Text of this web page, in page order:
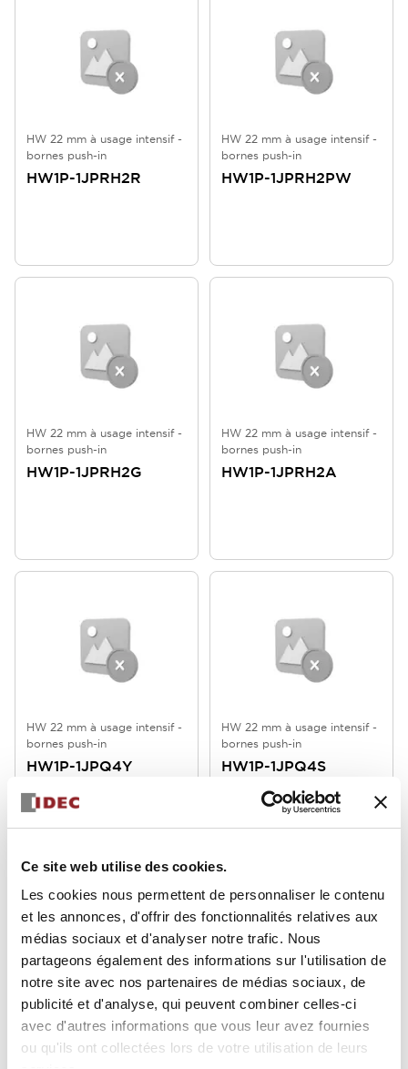
Ce site web utilise des cookies.
Les cookies nous permettent de personnaliser le contenu
et les annonces, d'offrir des fonctionnalités relatives aux
médias sociaux et d'analyser notre trafic. Nous
partageons également des informations sur l'utilisation de
notre site avec nos partenaires de médias sociaux, de
publicité et d'analyse, qui peuvent combiner celles-ci
avec d'autres informations que vous leur avez fournies
ou qu'ils ont collectées lors de votre utilisation de leurs
HW 22 mm à usage intensif -
bornes push-in
HW1P-1JPRH2R
HW 22 mm à usage intensif -
bornes push-in
HW1P-1JPRH2PW
HW 22 mm à usage intensif -
bornes push-in
HW1P-1JPRH2G
HW 22 mm à usage intensif -
bornes push-in
HW1P-1JPRH2A
HW 22 mm à usage intensif -
bornes push-in
HW1P-1JPQ4Y
HW 22 mm à usage intensif -
bornes push-in
HW1P-1JPQ4S
HW 22 mm à usage intensif -
HW1P-1JPQ4R
HW 22 mm à usage intensif -